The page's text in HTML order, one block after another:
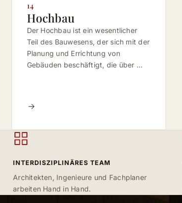
14
Hochbau
Der Hochbau ist ein wesentlicher
Teil des Bauwesens, der sich mit der
Planung und Errichtung von
Gebäuden beschäftigt, die über …
INTERDISZIPLINÄRES TEAM
Architekten, Ingenieure und Fachplaner
arbeiten Hand in Hand.